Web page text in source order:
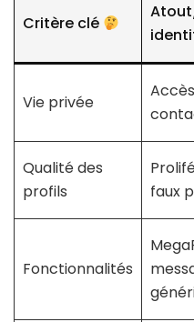
Critère clé
Vie privée
Qualité des
profils
faux
Fonctionnalités